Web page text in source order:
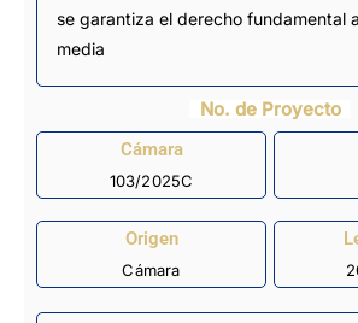
se garantiza el derecho fundamental
media
No. de Proyecto
Cámara
103/2025C
Origen
Cámara